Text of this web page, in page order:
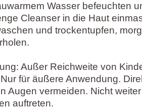
Wasser befeuchten
Cleanser in die Haut
und trockentupfen,
Außer Reichweite von
für äußere Anwendung.
Augen vermeiden. Nicht
auftreten.